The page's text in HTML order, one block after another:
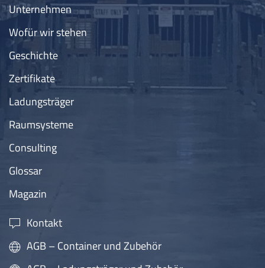
Unternehmen
Wofür wir stehen
Geschichte
Zertifikate
Ladungsträger
Raumsysteme
Consulting
Glossar
Magazin
Kontakt
AGB – Container und Zubehör